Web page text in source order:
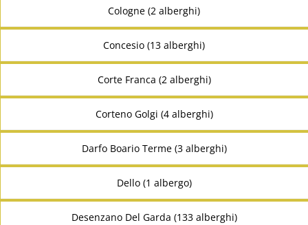
Cologne (2 alberghi)
Concesio (13 alberghi)
Corte Franca (2 alberghi)
Corteno Golgi (4 alberghi)
Darfo Boario Terme (3 alberghi)
Dello (1 albergo)
Desenzano Del Garda (133 alberghi)